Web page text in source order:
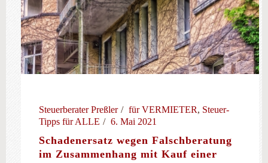
Steuerberater Preßler für VERMIETER, Steuer-
Tipps für ALLE
6. Mai 2021
Schadenersatz wegen Falschberatung
im Zusammenhang mit Kauf einer